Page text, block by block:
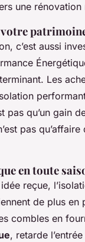
une rénovation
c’est aussi
Les
pas qu’un gain
pas
en toute
reçue,
de plus
combles en
, retarde